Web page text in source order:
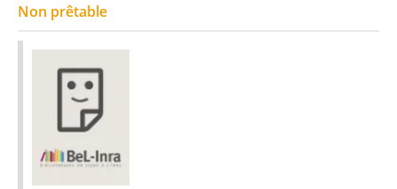
Non prêtable